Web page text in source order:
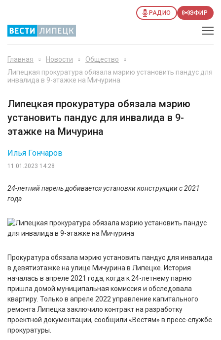
РАДИО ЭФИР
Главная Новости
Общество
Липецкая прокуратура обязала мэрию установить пандус для
инвалида в 9-этажке на Мичурина
Липецкая прокуратура обязала мэрию
установить пандус для инвалида в 9-
этажке на Мичурина
11.01.2023 14:28
Илья Гончаров
24-летний парень добивается установки конструкции с 2021
года
Прокуратура обязала мэрию установить пандус для инвалида
в девятиэтажке на улице Мичурина в Липецке. История
началась в апреле 2021 года, когда к 24-летнему парню
пришла домой муниципальная комиссия и обследовала
квартиру. Только в апреле 2022 управление капитального
ремонта Липецка заключило контракт на разработку
проектной документации, сообщили «Вестям» в пресс-службе
прокуратуры.